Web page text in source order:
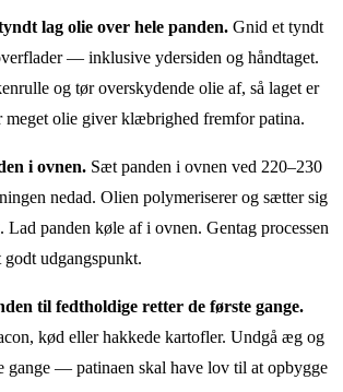
lag olie over hele panden. Gnid et tyndt
— inklusive ydersiden og håndtaget.
og tør overskydende olie af, så laget er
olie giver klæbrighed fremfor patina.
i ovnen. Sæt panden i ovnen ved 220–230
nedad. Olien polymeriserer og sætter sig
Lad panden køle af i ovnen. Gentag processen
udgangspunkt.
til fedtholdige retter de første gange.
kød eller hakkede kartofler. Undgå æg og
gange — patinaen skal have lov til at opbygge